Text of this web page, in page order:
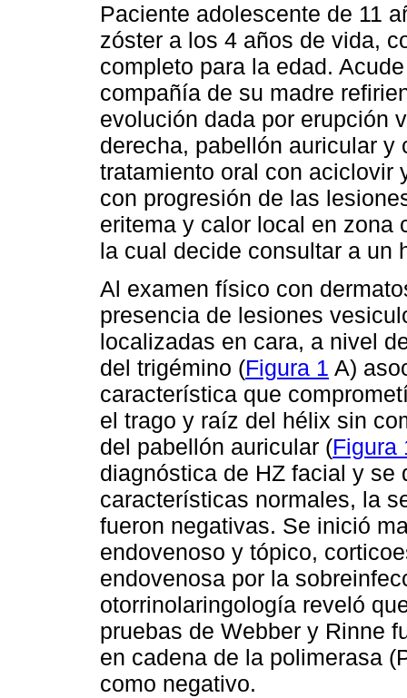
Paciente adolescente de 11
zóster a los 4 años de vida,
completo para la edad.
compañía de su madre
evolución dada por erupción
derecha, pabellón auricular
tratamiento oral con aciclovir
con progresión de las
eritema y calor local en zona
la cual decide consultar a un
Al examen físico con
presencia de lesiones
localizadas en cara, a nivel
del trigémino (Figura 1 A)
característica que
el trago y raíz del hélix sin
del pabellón auricular (Figura
diagnóstica de HZ facial y se
características normales, la
fueron negativas. Se inició
endovenoso y tópico,
endovenosa por la
otorrinolaringología reveló
pruebas de Webber y Rinne
en cadena de la polimerasa
como negativo.